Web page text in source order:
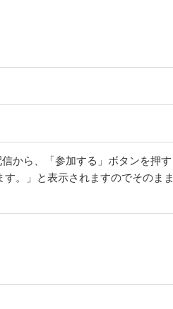
から、「参加する」ボタンを押す
。」と表示されますのでそのま